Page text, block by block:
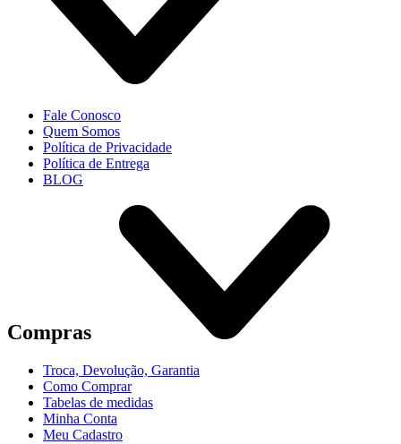
Fale Conosco
Quem Somos
Política de Privacidade
Política de Entrega
BLOG
Compras
Troca, Devolução, Garantia
Como Comprar
Tabelas de medidas
Minha Conta
Meu Cadastro